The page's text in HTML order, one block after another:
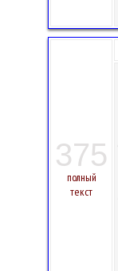
375
полный
текст